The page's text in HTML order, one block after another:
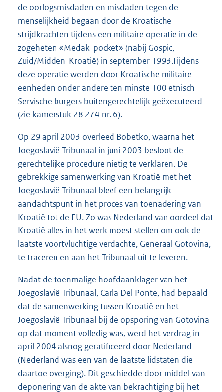
de oorlogsmisdaden en misdaden tegen de
menselijkheid begaan door de Kroatische
strijdkrachten tijdens een militaire operatie in de
zogeheten «Medak-pocket» (nabij Gospic,
Zuid/Midden-Kroatië) in september 1993.Tijdens
deze operatie werden door Kroatische militaire
eenheden onder andere ten minste 100 etnisch-
Servische burgers buitengerechtelijk geëxecuteerd
(zie kamerstuk 28 274 nr. 6).
Op 29 april 2003 overleed Bobetko, waarna het
Joegoslavië Tribunaal in juni 2003 besloot de
gerechtelijke procedure nietig te verklaren. De
gebrekkige samenwerking van Kroatië met het
Joegoslavië Tribunaal bleef een belangrijk
aandachtspunt in het proces van toenadering van
Kroatië tot de EU. Zo was Nederland van oordeel dat
Kroatië alles in het werk moest stellen om ook de
laatste voortvluchtige verdachte, Generaal Gotovina,
te traceren en aan het Tribunaal uit te leveren.
Nadat de toenmalige hoofdaanklager van het
Joegoslavië Tribunaal, Carla Del Ponte, had bepaald
dat de samenwerking tussen Kroatië en het
Joegoslavië Tribunaal bij de opsporing van Gotovina
op dat moment volledig was, werd het verdrag in
april 2004 alsnog geratificeerd door Nederland
(Nederland was een van de laatste lidstaten die
daartoe overging). Dit geschiedde door middel van
deponering van de akte van bekrachtiging bij het